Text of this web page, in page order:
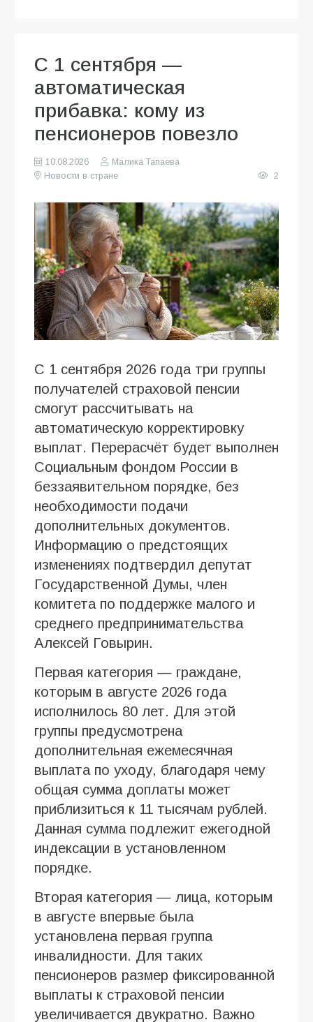
С 1 сентября —
автоматическая
прибавка: кому из
пенсионеров повезло
10.08.2026
Малика Тапаева
Новости в стране
2
С 1 сентября 2026 года три группы
получателей страховой пенсии
смогут рассчитывать на
автоматическую корректировку
выплат. Перерасчёт будет выполнен
Социальным фондом России в
беззаявительном порядке, без
необходимости подачи
дополнительных документов.
Информацию о предстоящих
изменениях подтвердил депутат
Государственной Думы, член
комитета по поддержке малого и
среднего предпринимательства
Алексей Говырин.
Первая категория — граждане,
которым в августе 2026 года
исполнилось 80 лет. Для этой
группы предусмотрена
дополнительная ежемесячная
выплата по уходу, благодаря чему
общая сумма доплаты может
приблизиться к 11 тысячам рублей.
Данная сумма подлежит ежегодной
индексации в установленном
порядке.
Вторая категория — лица, которым
в августе впервые была
установлена первая группа
инвалидности. Для таких
пенсионеров размер фиксированной
выплаты к страховой пенсии
увеличивается двукратно. Важно